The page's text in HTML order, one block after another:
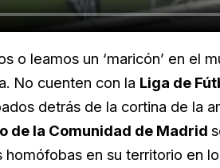
o leamos un ‘maricón’ en el
No cuenten con la Liga de
detrás de la cortina de la
de la Comunidad de Madrid
homófobas en su territorio en